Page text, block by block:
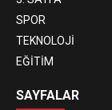
SPOR
TEKNOLOJİ
EĞİTİM
SAYFALAR